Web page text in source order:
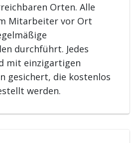
Orten. Alle
Mitarbeiter vor Ort
durchführt. Jedes
mit einzigartigen
gesichert, die kostenlos
werden.